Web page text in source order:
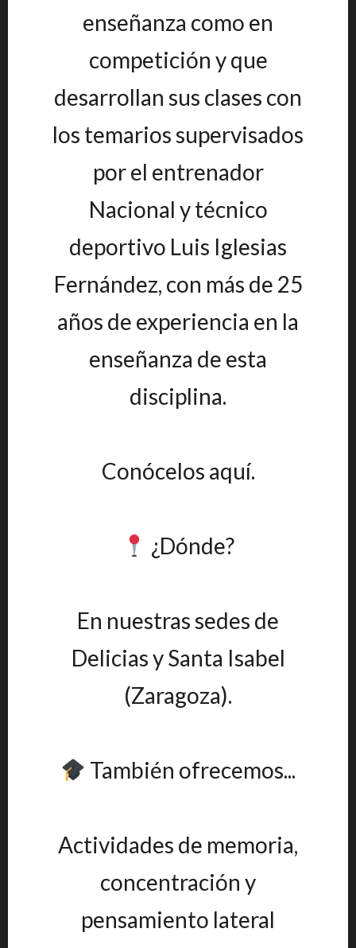
enseñanza como en
competición y que
desarrollan sus clases con
los temarios supervisados
por el entrenador
Nacional y técnico
deportivo Luis Iglesias
Fernández, con más de 25
años de experiencia en la
enseñanza de esta
disciplina.
Conócelos aquí.
¿Dónde?
En nuestras sedes de
Delicias y Santa Isabel
(Zaragoza).
También ofrecemos...
Actividades de memoria,
concentración y
pensamiento lateral